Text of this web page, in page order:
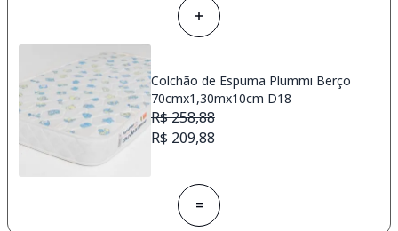
Colchão de Espuma Plummi Berço
70cmx1,30mx10cm D18
R$ 258,88
R$ 209,88
=